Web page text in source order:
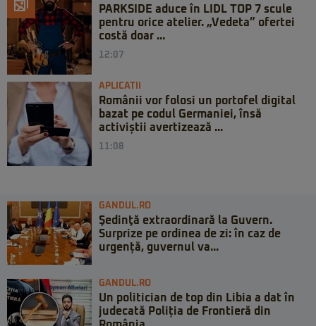
PARKSIDE aduce în LIDL TOP 7 scule
pentru orice atelier. „Vedeta” ofertei
costă doar ...
12:07
APLICATII
Românii vor folosi un portofel digital
bazat pe codul Germaniei, însă
activiștii avertizează ...
11:08
GANDUL.RO
Şedinţă extraordinară la Guvern.
Surprize pe ordinea de zi: în caz de
urgență, guvernul va...
GANDUL.RO
Un politician de top din Libia a dat în
judecată Poliția de Frontieră din